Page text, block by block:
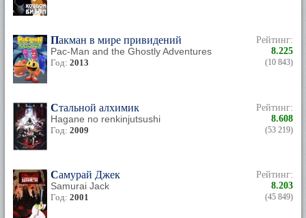
Пакман в мире привидений
Pac-Man and the Ghostly Adventures
Год: 2013
Рейтинг:
8.225
(10 843)
Стальной алхимик
Hagane no renkinjutsushi
Год: 2009
Рейтинг:
8.608
(53 219)
Самурай Джек
Samurai Jack
Год: 2001
Рейтинг:
8.203
(45 849)